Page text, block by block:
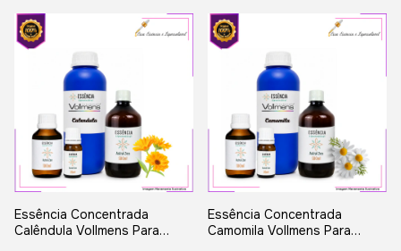
Essência Concentrada
Calêndula Vollmens Para
Essência Concentrada
Camomila Vollmens Para